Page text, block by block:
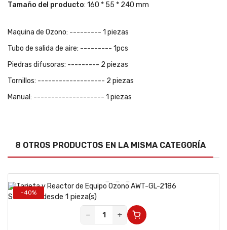
Tamaño del producto: 160 * 55 * 240 mm
Maquina de Ozono: --------- 1 piezas
Tubo de salida de aire: --------- 1pcs
Piedras difusoras: --------- 2 piezas
Tornillos: ------------------- 2 piezas
Manual: -------------------- 1 piezas
8 OTROS PRODUCTOS EN LA MISMA CATEGORÍA
-40%
Se vende desde 1 pieza(s)
−
+